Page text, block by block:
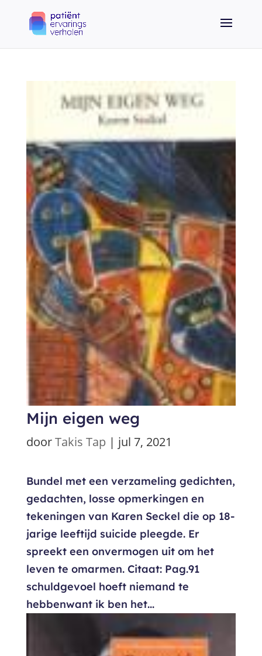
Mijn eigen weg
doorTakis Tap | jul 7, 2021
Bundel met een verzameling gedichten,
gedachten, losse opmerkingen en
tekeningen van Karen Seckel die op 18-
jarige leeftijd suicide pleegde. Er
spreekt een onvermogen uit om het
leven te omarmen. Citaat: Pag.91
schuldgevoel hoeft niemand te
hebbenwant ik ben het...